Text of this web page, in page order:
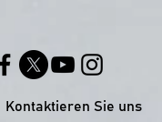
Kontaktieren Sie uns